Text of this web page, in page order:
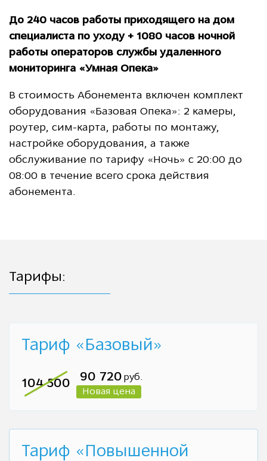
До 240 часов работы приходящего на дом
специалиста по уходу + 1080 часов ночной
работы операторов службы удаленного
мониторинга «Умная Опека»
В стоимость Абонемента включен комплект
оборудования «Базовая Опека»: 2 камеры,
роутер, сим-карта, работы по монтажу,
настройке оборудования, а также
обслуживание по тарифу «Ночь» с 20:00 до
08:00 в течение всего срока действия
абонемента.
Тарифы:
Тариф «Базовый»
104 500
90 720 руб.
Тариф «Повышенной